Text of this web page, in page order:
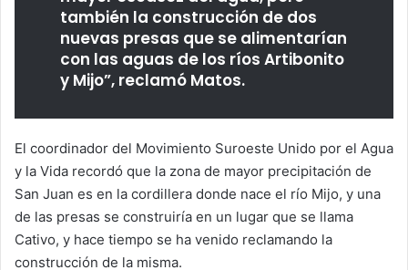
también la construcción de dos
nuevas presas que se alimentarían
con las aguas de los ríos Artibonito
y Mijo”, reclamó Matos.
El coordinador del Movimiento Suroeste Unido por el Agua
y la Vida recordó que la zona de mayor precipitación de
San Juan es en la cordillera donde nace el río Mijo, y una
de las presas se construiría en un lugar que se llama
Cativo, y hace tiempo se ha venido reclamando la
construcción de la misma.